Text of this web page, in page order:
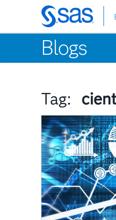
Skip
to
main
content
Blogs
Tag: